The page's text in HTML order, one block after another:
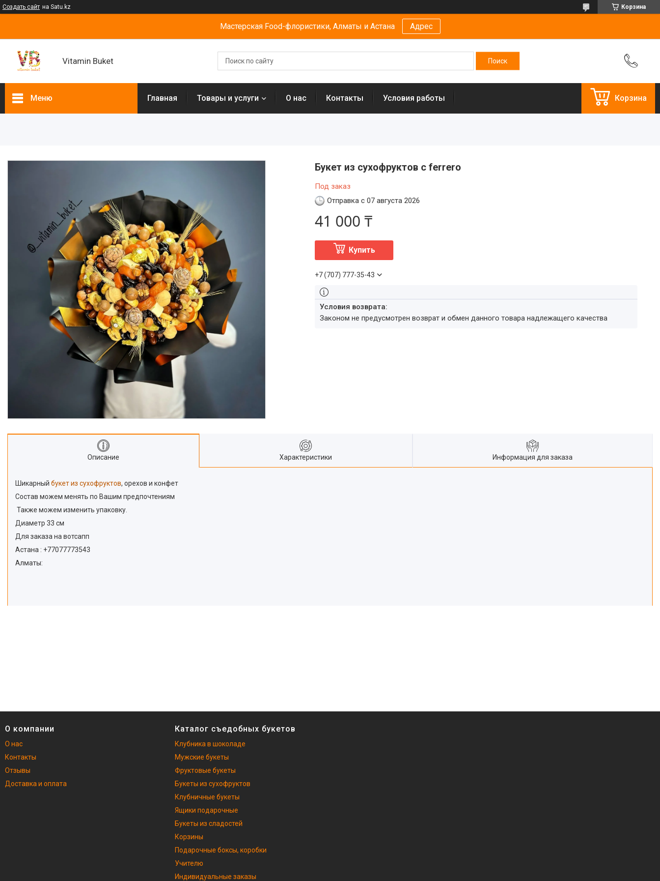
Создать сайт на Satu.kz Корзина
Мастерская Food-флористики, Алматы и Астана Адрес
Vitamin Buket
Меню
Ящики подарочные
Букеты из сладостей
Корзины
Подарочные боксы, коробки
Съедобные букеты для
учителя
Новогодние подарки
Сладкие букеты на 8 марта
Необычные букеты
Сырные букеты
Сухофрукты в бельгийском
Ягодные букеты
Отзывы
Главная Товары и услуги О нас Контакты Условия работы Корзина
Букет из сухофруктов с ferrero
Под заказ
Отправка с 07 августа 2026
41 000 ₸
Купить
+7 (707) 777-35-43
Законом не предусмотрен возврат и обмен данного товара надлежащего качества
Описание Характеристики Информация для заказа
Шикарный букет из сухофруктов, орехов и конфет
Состав можем менять по Вашим предпочтениям
Также можем изменить упаковку.
Диаметр 33 см
Для заказа на вотсапп
Астана : +77077773543
Алматы:
О компании
О нас
Контакты
Отзывы
Доставка и оплата
Каталог съедобных букетов
Клубника в шоколаде
Мужские букеты
Фруктовые букеты
Букеты из сухофруктов
Клубничные букеты
Ящики подарочные
Букеты из сладостей
Корзины
Подарочные боксы, коробки
Учителю
Индивидуальные заказы